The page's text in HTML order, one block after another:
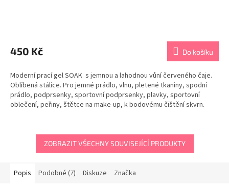
450 Kč Do košíku
Moderní prací gel SOAK s jemnou a lahodnou vůní červeného čaje.
Oblíbená stálice. Pro jemné prádlo, vlnu, pletené tkaniny, spodní
prádlo, podprsenky, sportovní podprsenky, plavky, sportovní
oblečení, peřiny, štětce na make-up, k bodovému čištění skvrn.
ZOBRAZIT VŠECHNY SOUVISEJÍCÍ PRODUKTY
Popis Podobné (7) Diskuze Značka